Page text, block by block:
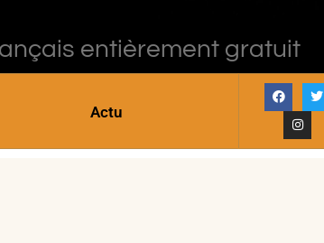
entièrement gratuit
Actu